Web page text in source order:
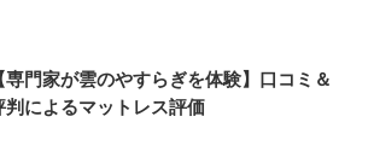
専門家が雲のやすらぎを体験】口コミ＆
判によるマットレス評価